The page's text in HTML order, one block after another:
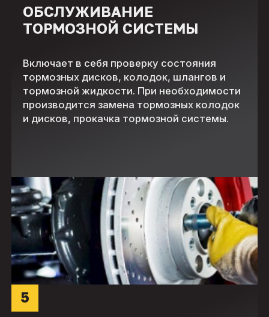
ОБСЛУЖИВАНИЕ
ТОРМОЗНОЙ СИСТЕМЫ
Включает в себя проверку состояния
тормозных дисков, колодок, шлангов и
тормозной жидкости. При необходимости
производится замена тормозных колодок
и дисков, прокачка тормозной системы.
5